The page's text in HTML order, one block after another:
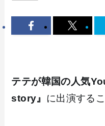
テテが韓国の人気
story』 に出演する